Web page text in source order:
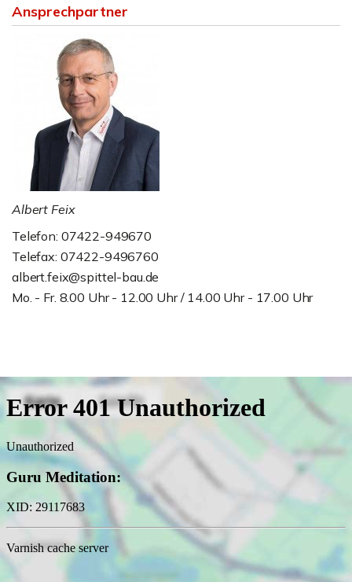
Ansprechpartner
Albert Feix
Telefon: 07422-949670
Telefax: 07422-9496760
albert.feix@spittel-bau.de
Mo. - Fr. 8.00 Uhr - 12.00 Uhr / 14.00 Uhr - 17.00 Uhr